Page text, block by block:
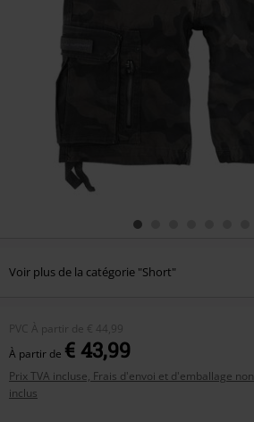
Voir plus de la catégorie "Short"
PVC À partir de € 44,99
À partir de € 43,99
Prix TVA incluse, Frais d'envoi et d'emballage non
inclus